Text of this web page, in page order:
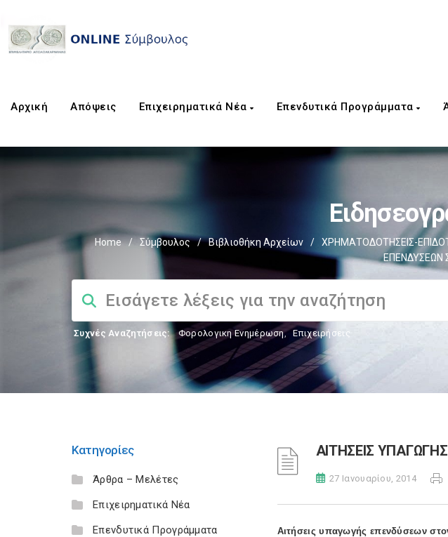
Αρχική Απόψεις Επιχειρηματικά Νέα Επενδυτικά Προγράμματα
Home / Σύμβουλος / Βιβλιοθήκη Αρχείων / ΧΡΗΜΑΤΟΔΟΤΗΣΕΙΣ-
ΕΠΕΝΔΥΣΕΩΝ
Συχνές Αναζητήσεις: Φορολογικη Ενημέρωση, Επιχειρήσεις
Κατηγορίες
Άρθρα – Μελέτες
Επιχειρηματικά Νέα
Επενδυτικά Προγράμματα
ΑΙΤΗΣΕΙΣ
27 Ιανουαρίου, 2014
Αιτήσεις υπαγωγής επενδύσεων